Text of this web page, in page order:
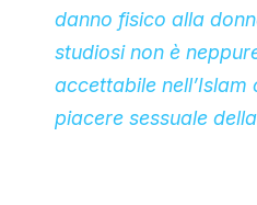
danno fisico alla
studiosi non è
accettabile nell’Islam
piacere sessuale